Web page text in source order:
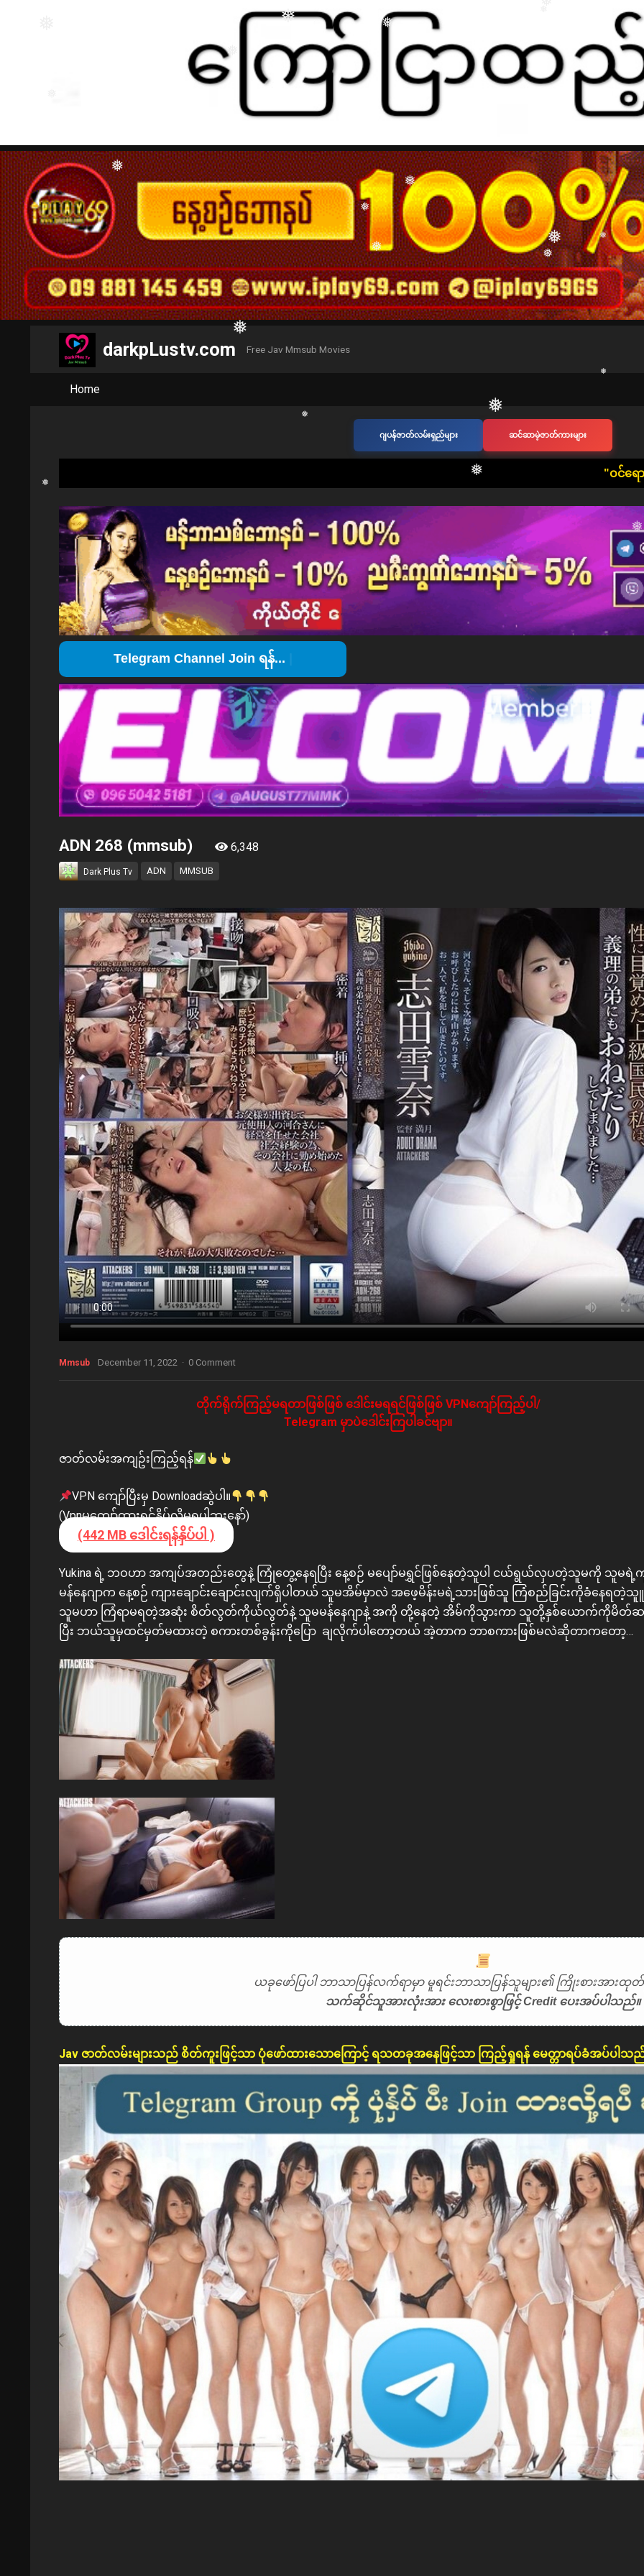
❅
❅
❅
❅
❅
❅
❅
❅
❅
❅ ❅
❅
❅
darkpLustv.com Free Jav Mmsub Movies
Home
ဂျပန်ဇာတ်လမ်းရှည်များ ဆင်ဆာမဲ့ဇာတ်ကားများ
​"ဝင်ရောက်ကြည့်ရှုသူ တစ်ဦးတစ်ယေ
Telegram
ADN 268 (mmsub) 6,348
Dark Plus Tv ADN MMSUB
Mmsub December 11, 2022 · 0 Comment
တိုက်ရိုက်ကြည့်မရတာဖြစ်ဖြစ် ဒေါင်းမရရင်ဖြစ်ဖြစ် VPNကျော်ကြည့်ပါ/
Telegram မှာပဲဒေါင်းကြပါခင်ဗျာ။
ဇာတ်လမ်းအကျဥ်းကြည့်ရန်
VPN ကျော်ပြီးမှ Downloadဆွဲပါ။
(Vpnမကျော်ထားရင်နှိပ်လို့မရပါဘူးနော်)
(442 MB ဒေါင်းရန်နှိပ်ပါ )
Yukina ရဲ့ ဘဝဟာ အကျပ်အတည်းတွေနဲ့ ကြုံတွေ့နေရပြီး နေ့စဉ် မပျော်မရွှင်ဖြစ်နေတဲ့သူပါ ငယ်ရွယ်လှပတဲ့သူမကို သူမရဲ့
မန်နေဂျာက နေ့စဉ် ကျားချောင်းချောင်းလျက်ရှိပါတယ် သူမအိမ်မှာလဲ အဖေ့မိန်းမရဲ့သားဖြစ်သူ ကြံစည်ခြင်းကိုခံနေရတဲ့သူူ
သူမဟာ ကြံရာမရတဲ့အဆုံး စိတ်လွတ်ကိုယ်လွတ်နဲ့ သူမမန်နေဂျာနဲ့ အကို တို့နေတဲ့ အိမ်ကိုသွားကာ သူတို့နှစ်ယောက်ကိုမိတ်ဆ
ပြီး ဘယ်သူမှထင်မှတ်မထားတဲ့ စကားတစ်ခွန်းကိုပြော ချလိုက်ပါတော့တယ် အဲ့တာက ဘာစကားဖြစ်မလဲဆိုတာကတော့…
ယခုဖော်ပြပါ ဘာသာပြန်လက်ရာမှာ မူရင်းဘာသာပြန်သူများ၏ ကြိုးစားအားထုတ်
သက်ဆိုင်သူအားလုံးအား လေးစားစွာဖြင့် Credit ပေးအပ်ပါသည်။
Jav ဇာတ်လမ်းများသည် စိတ်ကူးဖြင့်သာ ပုံဖော်ထားသောကြောင့် ရသတခုအနေဖြင့်သာ ကြည့်ရှုရန် မေတ္တာရပ်ခံအပ်ပါသ